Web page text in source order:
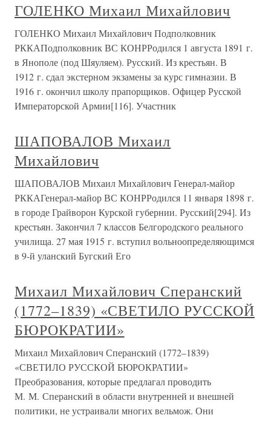
ГОЛЕНКО Михаил Михайлович
ГОЛЕНКО Михаил Михайлович Подполковник
РККАПодполковник ВС КОНРРодился 1 августа 1891 г.
в Янополе (под Шяуляем). Русский. Из крестьян. В
1912 г. сдал экстерном экзамены за курс гимназии. В
1916 г. окончил школу прапорщиков. Офицер Русской
Императорской Армии[116]. Участник
ШАПОВАЛОВ Михаил
Михайлович
ШАПОВАЛОВ Михаил Михайлович Генерал-майор
РККАГенерал-майор ВС КОНРРодился 11 января 1898 г.
в городе Грайворон Курской губернии. Русский[294]. Из
крестьян. Закончил 7 классов Белгородского реального
училища. 27 мая 1915 г. вступил вольноопределяющимся
в 9-й уланский Бугский Его
Михаил Михайлович Сперанский
(1772–1839) «СВЕТИЛО РУССКОЙ
БЮРОКРАТИИ»
Михаил Михайлович Сперанский (1772–1839)
«СВЕТИЛО РУССКОЙ БЮРОКРАТИИ»
Преобразования, которые предлагал проводить
М. М. Сперанский в области внутренней и внешней
политики, не устраивали многих вельмож. Они